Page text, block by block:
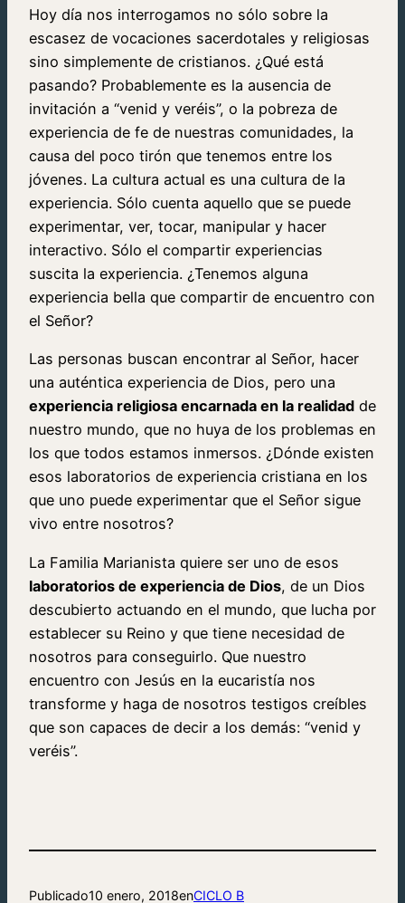
Hoy día nos interrogamos no sólo sobre la
escasez de vocaciones sacerdotales y religiosas
sino simplemente de cristianos. ¿Qué está
pasando? Probablemente es la ausencia de
invitación a “venid y veréis”, o la pobreza de
experiencia de fe de nuestras comunidades, la
causa del poco tirón que tenemos entre los
jóvenes. La cultura actual es una cultura de la
experiencia. Sólo cuenta aquello que se puede
experimentar, ver, tocar, manipular y hacer
interactivo. Sólo el compartir experiencias
suscita la experiencia. ¿Tenemos alguna
experiencia bella que compartir de encuentro con
el Señor?
Las personas buscan encontrar al Señor, hacer
una auténtica experiencia de Dios, pero una
experiencia religiosa encarnada en la realidad de
nuestro mundo, que no huya de los problemas en
los que todos estamos inmersos. ¿Dónde existen
esos laboratorios de experiencia cristiana en los
que uno puede experimentar que el Señor sigue
vivo entre nosotros?
La Familia Marianista quiere ser uno de esos
laboratorios de experiencia de Dios, de un Dios
descubierto actuando en el mundo, que lucha por
establecer su Reino y que tiene necesidad de
nosotros para conseguirlo. Que nuestro
encuentro con Jesús en la eucaristía nos
transforme y haga de nosotros testigos creíbles
que son capaces de decir a los demás: “venid y
veréis”.
Publicado10 enero, 2018enCICLO B